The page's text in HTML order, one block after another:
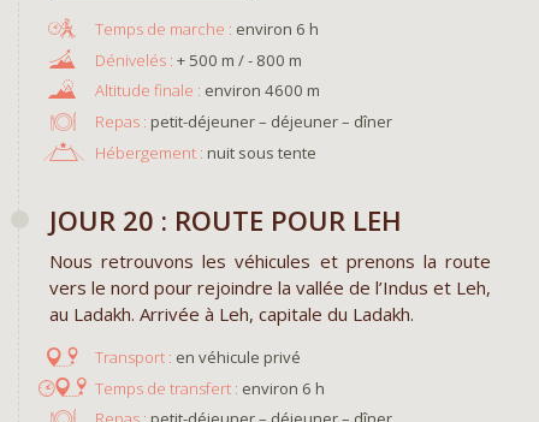
environ 6 h
+ 500 m / - 800 m
environ 4600 m
Repas : petit-déjeuner – déjeuner – dîner
Hébergement : nuit sous tente
JOUR 20 : ROUTE POUR LEH
Nous retrouvons les véhicules et prenons la route
vers le nord pour rejoindre la vallée de l’Indus et Leh,
au Ladakh. Arrivée à Leh, capitale du Ladakh.
en véhicule privé
environ 6 h